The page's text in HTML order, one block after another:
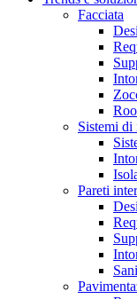
Facciata
Sistemi di
Pareti